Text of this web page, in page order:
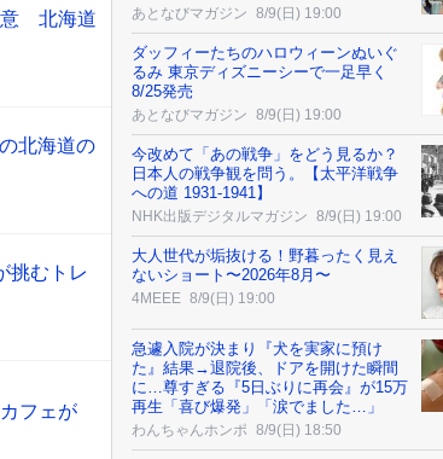
意 北海道
北海道の
挑むトレ
フェが
あとなびマガジン 8/9(日) 19:00
ダッフィーたちのハロウィーンぬいぐ
るみ 東京ディズニーシーで一足早く
8/25発売
あとなびマガジン 8/9(日) 19:00
今改めて「あの戦争」をどう見るか？
日本人の戦争観を問う。【太平洋戦争
への道 1931-1941】
NHK出版デジタルマガジン 8/9(日) 19:00
大人世代が垢抜ける！野暮ったく見え
ないショート〜2026年8月〜
4MEEE 8/9(日) 19:00
急遽入院が決まり『犬を実家に預け
た』結果→退院後、ドアを開けた瞬間
に…尊すぎる『5日ぶりに再会』が15万
再生「喜び爆発」「涙でました…」
わんちゃんホンポ 8/9(日) 18:50